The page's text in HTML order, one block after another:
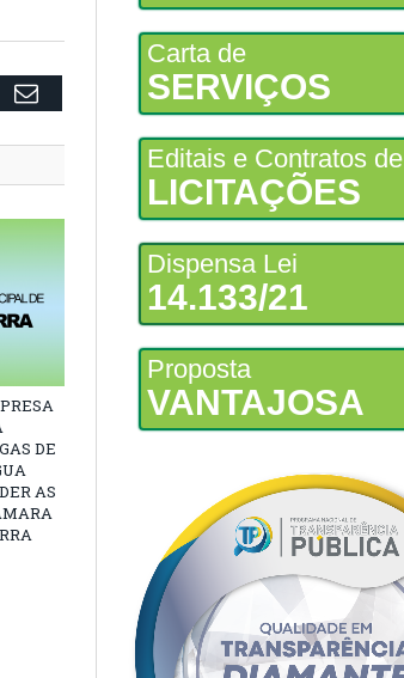
Email
DE
AS
Carta de
SERVIÇOS
Editais e Contratos de
LICITAÇÕES
Dispensa Lei
14.133/21
Proposta
VANTAJOSA